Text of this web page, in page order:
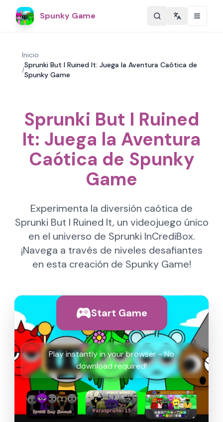
Spunky Game Change
Inicio
/
Sprunki But I Ruined It: Juega la Aventura Caótica de
Spunky Game
Sprunki But I Ruined
It: Juega la Aventura
Caótica de Spunky
Game
Experimenta la diversión caótica de
Sprunki But I Ruined It, un videojuego único
en el universo de Sprunki InCrediBox.
¡Navega a través de niveles desafiantes
en esta creación de Spunky Game!
Start Game
Play instantly in your browser - No
download required!